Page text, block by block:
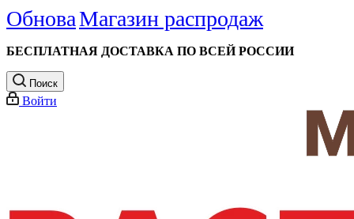
ОбноваМагазин распродаж
БЕСПЛАТНАЯ ДОСТАВКА ПО ВСЕЙ РОССИИ
Поиск
Войти